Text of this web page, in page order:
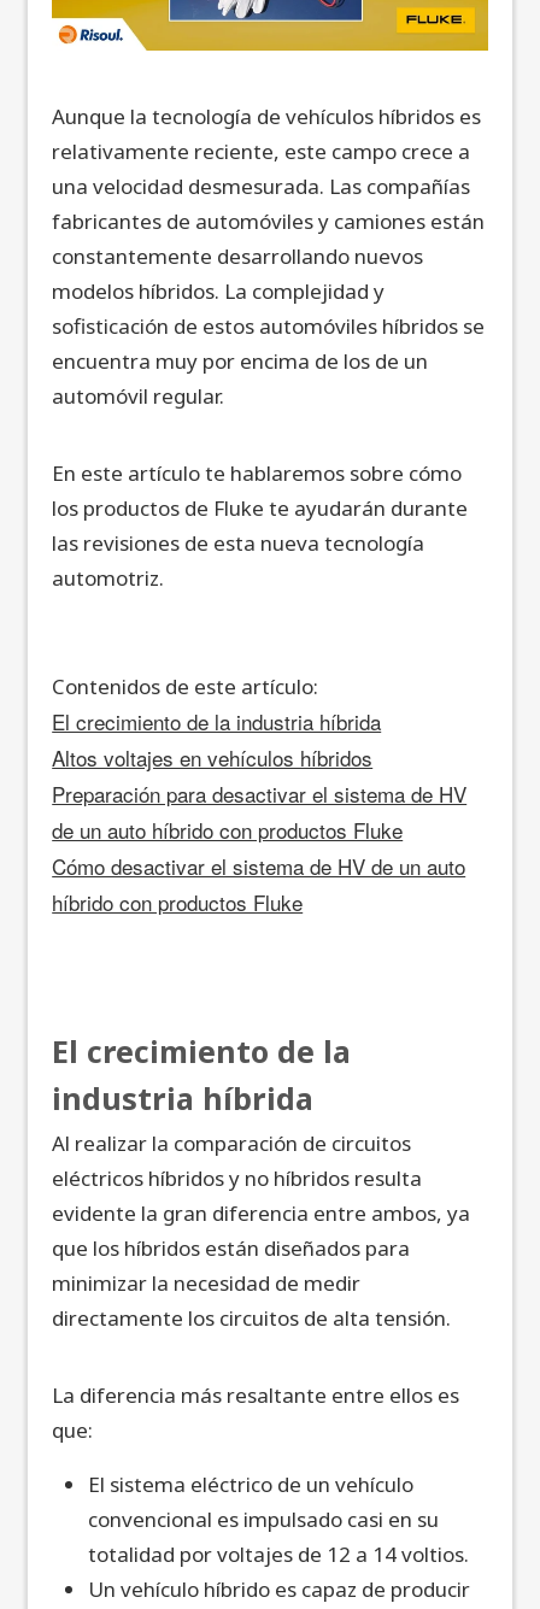
Aunque la tecnología de vehículos híbridos es
relativamente reciente, este campo crece a
una velocidad desmesurada. Las compañías
fabricantes de automóviles y camiones están
constantemente desarrollando nuevos
modelos híbridos. La complejidad y
sofisticación de estos automóviles híbridos se
encuentra muy por encima de los de un
automóvil regular.
En este artículo te hablaremos sobre cómo
los productos de Fluke te ayudarán durante
las revisiones de esta nueva tecnología
automotriz.
Contenidos de este artículo:
El crecimiento de la industria híbrida
Altos voltajes en vehículos híbridos
Preparación para desactivar el sistema de HV
de un auto híbrido con productos Fluke
Cómo desactivar el sistema de HV de un auto
híbrido con productos Fluke
El crecimiento de la
industria híbrida
Al realizar la comparación de circuitos
eléctricos híbridos y no híbridos resulta
evidente la gran diferencia entre ambos, ya
que los híbridos están diseñados para
minimizar la necesidad de medir
directamente los circuitos de alta tensión.
La diferencia más resaltante entre ellos es
que:
El sistema eléctrico de un vehículo
convencional es impulsado casi en su
totalidad por voltajes de 12 a 14 voltios.
Un vehículo híbrido es capaz de producir